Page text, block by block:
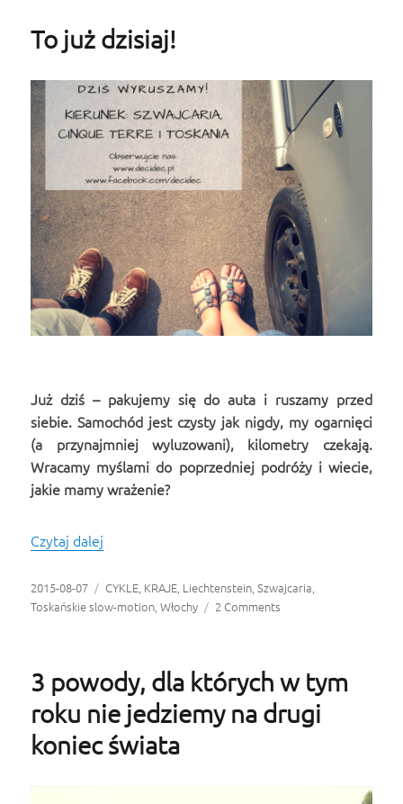
To już dzisiaj!
Już dziś – pakujemy się do auta i ruszamy przed
siebie. Samochód jest czysty jak nigdy, my ogarnięci
(a przynajmniej wyluzowani), kilometry czekają.
Wracamy myślami do poprzedniej podróży i wiecie,
jakie mamy wrażenie?
Czytaj dalej
Opublikowano
2015-08-07 Kategorie
CYKLE, KRAJE, Liechtenstein,Szwajcaria,
Toskańskie slow-motion,Włochy 2 Comments
3 powody, dla których w tym
roku nie jedziemy na drugi
koniec świata